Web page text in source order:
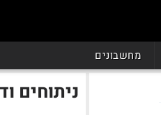
מחשבונים
ניתוחים